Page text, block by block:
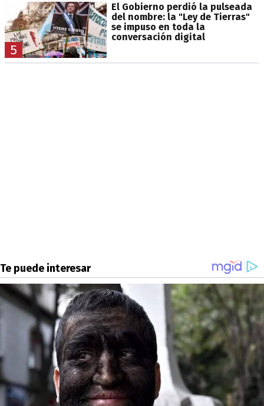
5
El Gobierno perdió la pulseada
del nombre: la "Ley de Tierras"
se impuso en toda la
conversación digital